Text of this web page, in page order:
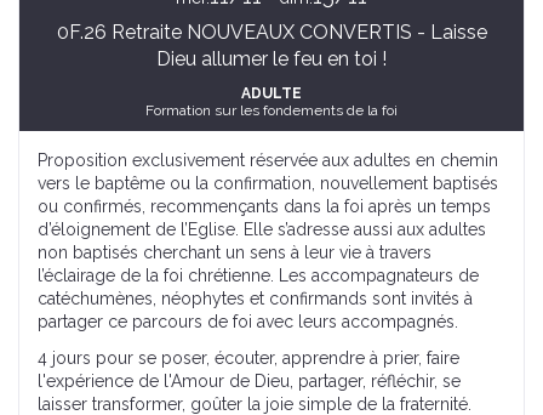
0F.26 Retraite NOUVEAUX CONVERTIS - Laisse
Dieu allumer le feu en toi !
ADULTE
Formation sur les fondements de la foi
Proposition exclusivement réservée aux adultes en chemin
vers le baptême ou la confirmation, nouvellement baptisés
ou confirmés, recommençants dans la foi après un temps
d’éloignement de l’Eglise. Elle s’adresse aussi aux adultes
non baptisés cherchant un sens à leur vie à travers
l’éclairage de la foi chrétienne. Les accompagnateurs de
catéchumènes, néophytes et confirmands sont invités à
partager ce parcours de foi avec leurs accompagnés.
4 jours pour se poser, écouter, apprendre à prier, faire
l'expérience de l'Amour de Dieu, partager, réfléchir, se
laisser transformer, goûter la joie simple de la fraternité.